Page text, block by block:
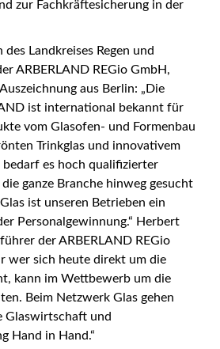
zur Fachkräftesicherung in der
Landkreises Regen und
ARBERLAND REGio GmbH,
aus Berlin: „Die
ist international bekannt für
vom Glasofen- und Formenbau
Trinkglas und innovativem
bedarf es hoch qualifizierter
ganze Branche hinweg gesucht
ist unseren Betrieben ein
Personalgewinnung.“ Herbert
der ARBERLAND REGio
wer sich heute direkt um die
kann im Wettbewerb um die
Beim Netzwerk Glas gehen
Glaswirtschaft und
Hand in Hand.“